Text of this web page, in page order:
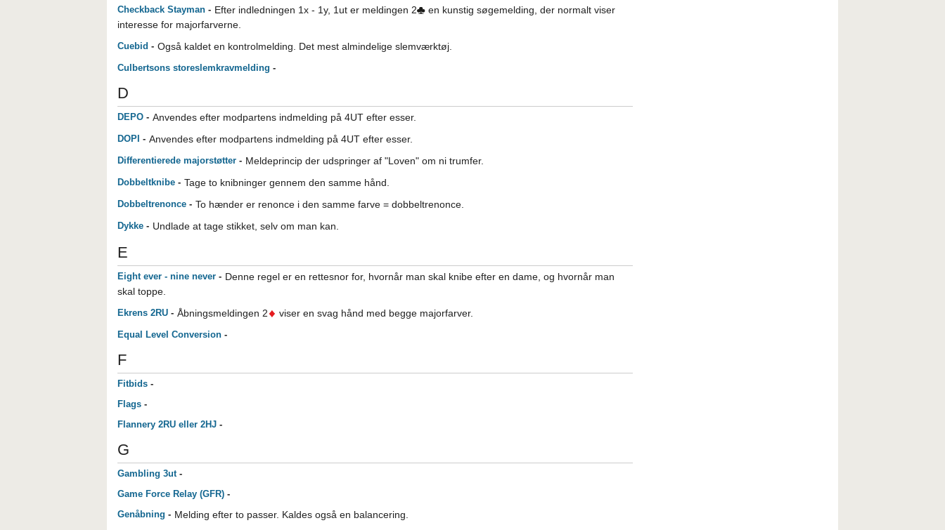
Checkback Stayman - Efter indledningen 1x - 1y, 1ut er meldingen 2
en kunstig søgemelding, der normalt viser
interesse for majorfarverne.
Cuebid - Også kaldet en kontrolmelding. Det mest almindelige slemværktøj.
Culbertsons storeslemkravmelding -
D
DEPO - Anvendes efter modpartens indmelding på 4UT efter esser.
DOPI - Anvendes efter modpartens indmelding på 4UT efter esser.
Differentierede majorstøtter - Meldeprincip der udspringer af "Loven" om ni trumfer.
Dobbeltknibe - Tage to knibninger gennem den samme hånd.
Dobbeltrenonce - To hænder er renonce i den samme farve = dobbeltrenonce.
Dykke - Undlade at tage stikket, selv om man kan.
E
Eight ever - nine never - Denne regel er en rettesnor for, hvornår man skal knibe efter en dame, og hvornår man
skal toppe.
Ekrens 2RU - Åbningsmeldingen 2 viser en svag hånd med begge majorfarver.
Equal Level Conversion -
F
Fitbids -
Flags -
Flannery 2RU eller 2HJ -
G
Gambling 3ut-
Game Force Relay (GFR) -
Genåbning - Melding efter to passer. Kaldes også en balancering.